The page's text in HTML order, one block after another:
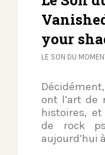
your
LE SON DU
ont l’art de
histoires,
de rock
aujourd’hui